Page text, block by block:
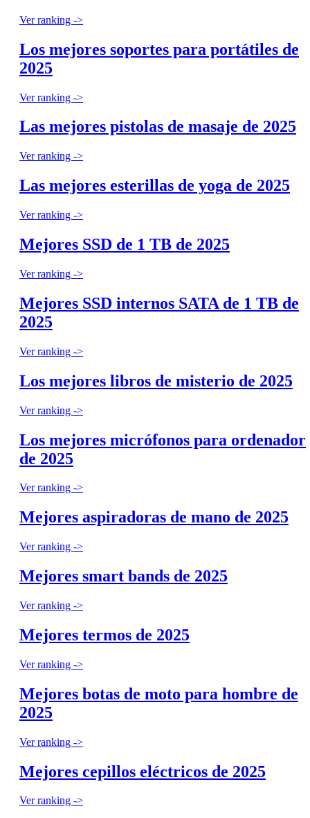
Ver ranking ->
Los mejores soportes para portátiles de
2025
Ver ranking ->
Las mejores pistolas de masaje de 2025
Ver ranking ->
Las mejores esterillas de yoga de 2025
Ver ranking ->
Mejores SSD de 1 TB de 2025
Ver ranking ->
Mejores SSD internos SATA de 1 TB de
2025
Ver ranking ->
Los mejores libros de misterio de 2025
Ver ranking ->
Los mejores micrófonos para ordenador
de 2025
Ver ranking ->
Mejores aspiradoras de mano de 2025
Ver ranking ->
Mejores smart bands de 2025
Ver ranking ->
Mejores termos de 2025
Ver ranking ->
Mejores botas de moto para hombre de
2025
Ver ranking ->
Mejores cepillos eléctricos de 2025
Ver ranking ->